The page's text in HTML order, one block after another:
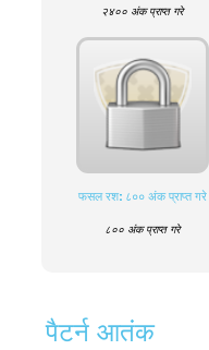
२४०० अंक प्राप्त गरे
फसल रश: ८०० अंक प्राप्त गरे
८०० अंक प्राप्त गरे
पैटर्न आतंक